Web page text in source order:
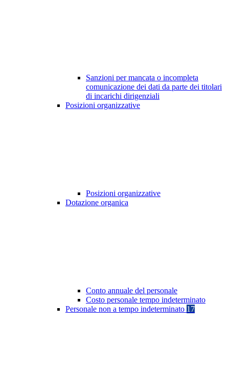
Sanzioni per mancata o incompleta
comunicazione dei dati da parte dei titolari
di incarichi dirigenziali
Posizioni organizzative
Posizioni organizzative
Dotazione organica
Conto annuale del personale
Costo personale tempo indeterminato
Personale non a tempo indeterminato 17